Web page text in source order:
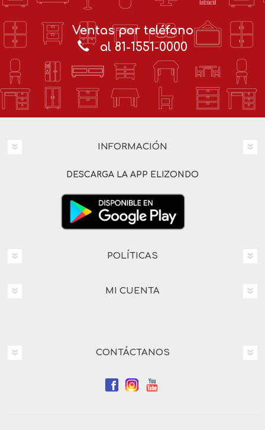
Ventas por teléfono
al 81-1551-0000
INFORMACIÓN
DESCARGA LA APP ELIZONDO
POLÍTICAS
MI CUENTA
CONTÁCTANOS